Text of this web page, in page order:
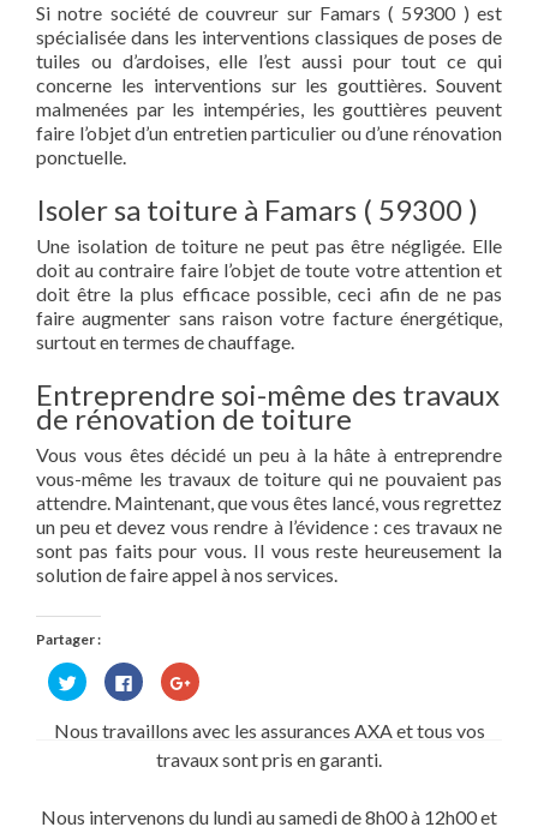
Si notre société de couvreur sur Famars ( 59300 ) est
spécialisée dans les interventions classiques de poses de
tuiles ou d’ardoises, elle l’est aussi pour tout ce qui
concerne les interventions sur les gouttières. Souvent
malmenées par les intempéries, les gouttières peuvent
faire l’objet d’un entretien particulier ou d’une rénovation
ponctuelle.
Isoler sa toiture à Famars ( 59300 )
Une isolation de toiture ne peut pas être négligée. Elle
doit au contraire faire l’objet de toute votre attention et
doit être la plus efficace possible, ceci afin de ne pas
faire augmenter sans raison votre facture énergétique,
surtout en termes de chauffage.
Entreprendre soi-même des travaux
de rénovation de toiture
Vous vous êtes décidé un peu à la hâte à entreprendre
vous-même les travaux de toiture qui ne pouvaient pas
attendre. Maintenant, que vous êtes lancé, vous regrettez
un peu et devez vous rendre à l’évidence : ces travaux ne
sont pas faits pour vous. Il vous reste heureusement la
solution de faire appel à nos services.
Partager :
Cliquez
pour
partager
Twitter(ouvre
Cliquez
pour
partager
sur
Facebook(ouvre
dans
une
Cliquez
pour
Google+
dans
fenêtre)
Nous travaillons avec les assurances AXA et tous vos
travaux sont pris en garanti.
Nous intervenons du lundi au samedi de 8h00 à 12h00 et